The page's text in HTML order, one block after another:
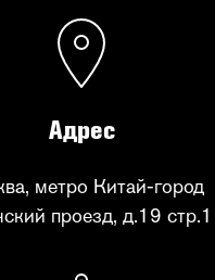
Адрес
метро Китай-город
проезд, д.19 стр.1